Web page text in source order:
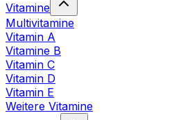
Vitamine
Multivitamine
Vitamin A
Vitamine B
Vitamin C
Vitamin D
Vitamin E
Weitere Vitamine